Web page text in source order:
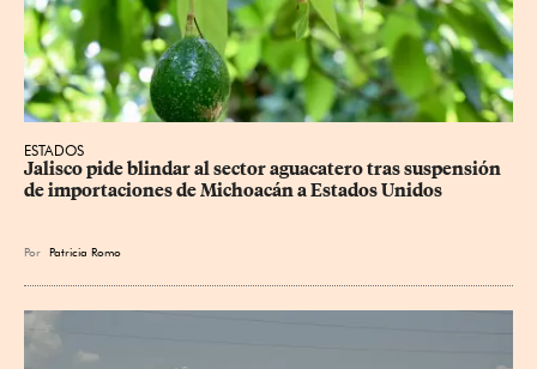
ESTADOS
Jalisco pide blindar al sector aguacatero tras suspensión
de importaciones de Michoacán a Estados Unidos
Por Patricia Romo